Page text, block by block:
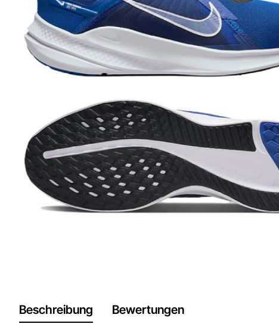
Beschreibung Bewertungen